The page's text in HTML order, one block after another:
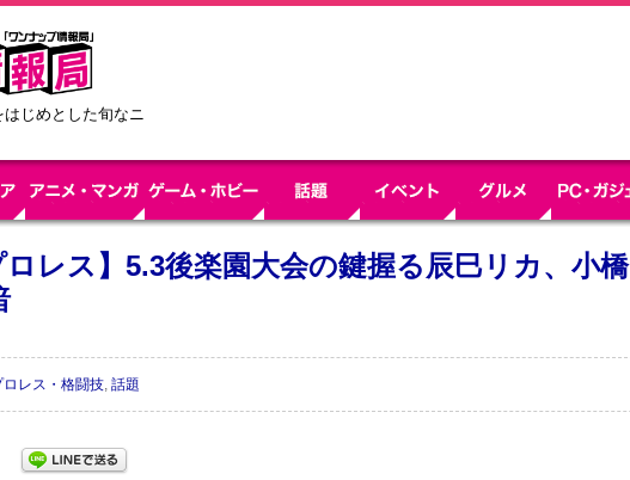
じめとした旬なニ
ロレス】5.3後楽園大会の鍵握る辰巳リカ、小橋
ロレス・格闘技, 話題